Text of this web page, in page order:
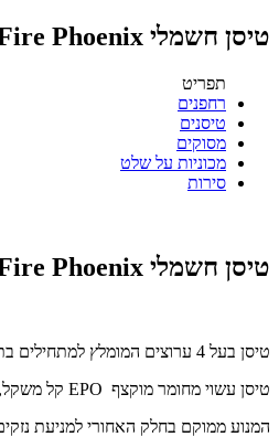
טיסן חשמלי Fire Phoenix למתחילים
תפריט
רחפנים
טיסנים
מסוקים
מכוניות על שלט
סירות
טיסן חשמלי Fire Phoenix
טיסן בעל 4 ערוצים המומלץ למתחילים בתחום הטיסנים ,קל מאוד לשימוש ותחזוקה.
טיסן עשוי מחומר מוקצף EPO קל משקל, חזק מאד ועמיד בנחיתות קשות.
המנוע ממוקם בחלק האחורי למניעת